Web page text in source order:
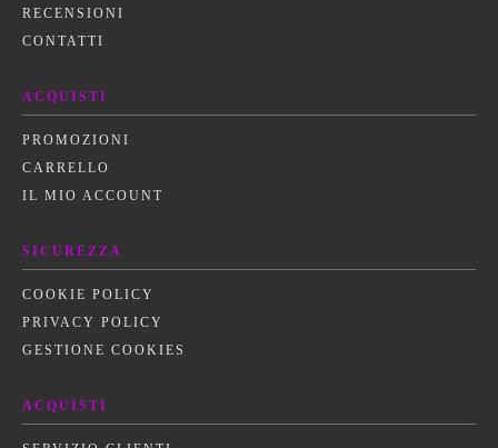
RECENSIONI
CONTATTI
ACQUISTI
PROMOZIONI
CARRELLO
IL MIO ACCOUNT
SICUREZZA
COOKIE POLICY
PRIVACY POLICY
GESTIONE COOKIES
ACQUISTI